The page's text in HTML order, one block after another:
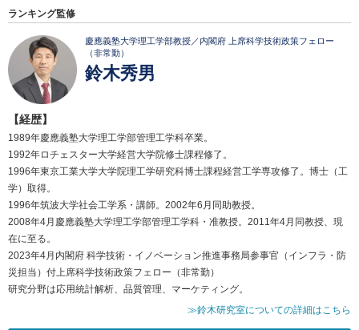
ランキング監修
慶應義塾大学理工学部教授／内閣府 上席科学技術政策フェロー
（非常勤）
鈴木秀男
【経歴】
1989年慶應義塾大学理工学部管理工学科卒業。
1992年ロチェスター大学経営大学院修士課程修了。
1996年東京工業大学大学院理工学研究科博士課程経営工学専攻修了。博士（工
学）取得。
1996年筑波大学社会工学系・講師。2002年6月同助教授。
2008年4月慶應義塾大学理工学部管理工学科・准教授。2011年4月同教授、現
在に至る。
2023年4月内閣府 科学技術・イノベーション推進事務局参事官（インフラ・防
災担当）付上席科学技術政策フェロー（非常勤）
研究分野は応用統計解析、品質管理、マーケティング。
≫鈴木研究室についての詳細はこちら